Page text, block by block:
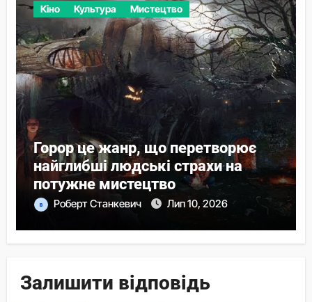
Кіно Культура Мистецтво
Горор це жанр, що перетворює
найглибші людські страхи на
потужне мистецтво
Роберт Станкевич Лип 10, 2026
Залишити відповідь